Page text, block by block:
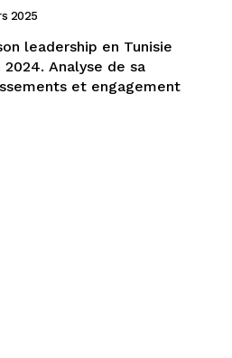
2025
leadership en Tunisie
Analyse de sa
et engagement